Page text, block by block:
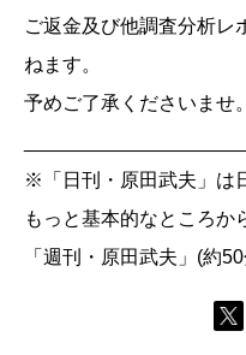
ご返金及び他調査分析レ
ねます。
予めご了承くださいませ。
※「日刊・原田武夫」は
もっと基本的なところか
「週刊・原田武夫」(約